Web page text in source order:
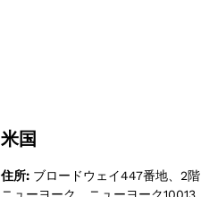
米国
住所: ブロードウェイ447番地、2